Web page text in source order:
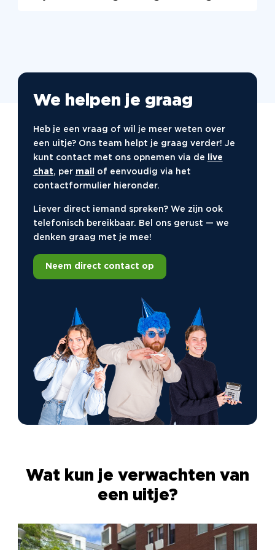
bezoek aan een lokaal café.
We helpen je graag
Heb je een vraag of wil je meer weten over
een uitje? Ons team helpt je graag verder! Je
kunt contact met ons opnemen via de
live
chat, per mail
of eenvoudig via het
contactformulier hieronder.
Liever direct iemand spreken? We zijn ook
telefonisch bereikbaar. Bel ons gerust — we
denken graag met je mee!
Neem direct contact op
Wat kun je verwachten van
een uitje?